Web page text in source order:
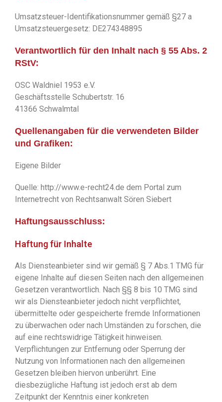
Umsatzsteuer-Identifikationsnummer gemäß §27 a
Umsatzsteuergesetz: DE274348895
Verantwortlich für den Inhalt nach § 55 Abs. 2
RStV:
OSC Waldniel 1953 e.V.
Geschäftsstelle Schubertstr. 16
41366 Schwalmtal
Quellenangaben für die verwendeten Bilder
und Grafiken:
Eigene Bilder
Quelle: http://www.e-recht24.de dem Portal zum
Internetrecht von Rechtsanwalt Sören Siebert
Haftungsausschluss:
Haftung für Inhalte
Als Diensteanbieter sind wir gemäß § 7 Abs.1 TMG für
eigene Inhalte auf diesen Seiten nach den allgemeinen
Gesetzen verantwortlich. Nach §§ 8 bis 10 TMG sind
wir als Diensteanbieter jedoch nicht verpflichtet,
übermittelte oder gespeicherte fremde Informationen
zu überwachen oder nach Umständen zu forschen, die
auf eine rechtswidrige Tätigkeit hinweisen.
Verpflichtungen zur Entfernung oder Sperrung der
Nutzung von Informationen nach den allgemeinen
Gesetzen bleiben hiervon unberührt. Eine
diesbezügliche Haftung ist jedoch erst ab dem
Zeitpunkt der Kenntnis einer konkreten